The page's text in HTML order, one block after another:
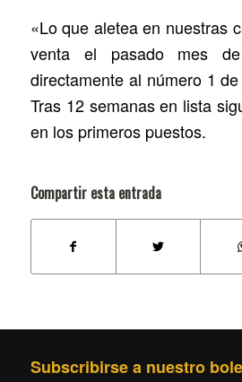
«Lo que aletea en nuestras
venta el pasado mes
directamente al número 1
Tras 12 semanas en lista
en los primeros puestos.
Compartir esta entrada
Subscribirse a nuestro